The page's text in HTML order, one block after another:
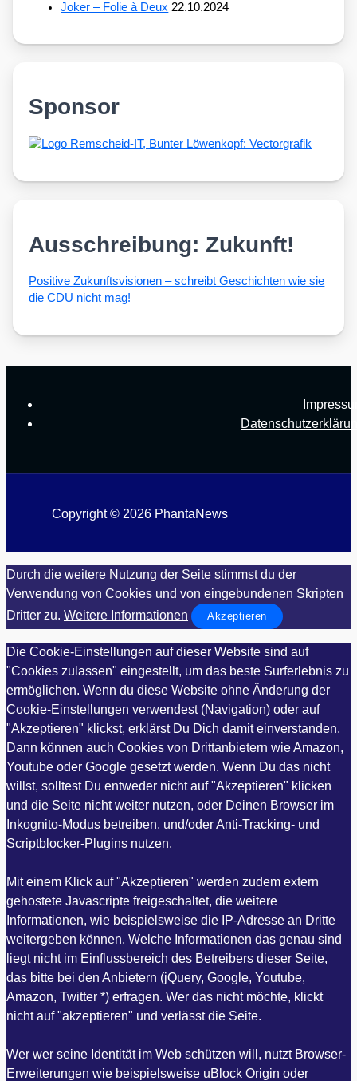
Joker – Folie à Deux 22.10.2024
Sponsor
Ausschreibung: Zukunft!
Posi­ti­ve Zukunfts­vi­sio­nen – schreibt Geschich­ten wie sie
die CDU nicht mag!
Copyright © 2026 PhantaNews
Durch die weitere Nutzung der Seite stimmst du der
Verwendung von Cookies und von eingebundenen Skripten
Dritter zu. Weitere Informationen Akzeptieren
Die Cookie-Einstellungen auf dieser Website sind auf
"Cookies zulassen" eingestellt, um das beste Surferlebnis zu
ermöglichen. Wenn du diese Website ohne Änderung der
Cookie-Einstellungen verwendest (Navigation) oder auf
"Akzeptieren" klickst, erklärst Du Dich damit einverstanden.
Dann können auch Cookies von Drittanbietern wie Amazon,
Youtube oder Google gesetzt werden. Wenn Du das nicht
willst, solltest Du entweder nicht auf "Akzeptieren" klicken
und die Seite nicht weiter nutzen, oder Deinen Browser im
Inkognito-Modus betreiben, und/oder Anti-Tracking- und
Scriptblocker-Plugins nutzen.
Mit einem Klick auf "Akzeptieren" werden zudem extern
gehostete Javascripte freigeschaltet, die weitere
Informationen, wie beispielsweise die IP-Adresse an Dritte
weitergeben können. Welche Informationen das genau sind
liegt nicht im Einflussbereich des Betreibers dieser Seite,
das bitte bei den Anbietern (jQuery, Google, Youtube,
Amazon, Twitter *) erfragen. Wer das nicht möchte, klickt
nicht auf "akzeptieren" und verlässt die Seite.
Wer wer seine Identität im Web schützen will, nutzt Browser-
Erweiterungen wie beispielsweise uBlock Origin oder